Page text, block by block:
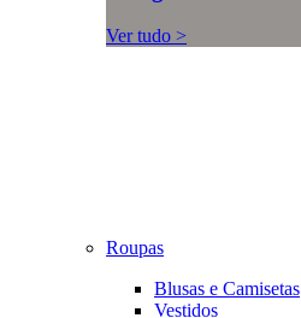
Ver tudo >
Roupas
Blusas e Camisetas
Vestidos